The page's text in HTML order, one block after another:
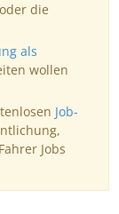
die
als
wollen
Job-
Jobs